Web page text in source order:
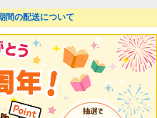
間の配送について